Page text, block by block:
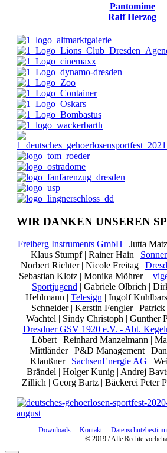
Pantomime
Ralf Herzog
WIR DANKEN UNSEREN
Freiberg Instruments GmbH | Jutta
Klaus Stumpf | Rainer Hain |
Norbert Richter | Nicole Freitag |
Sebastian Klotz | Monika Möhrer +
Sportjugend | Gabriele Olbrich |
Hehlmann | Telesign | Ingolf
Schneider | Kerstin Fengler |
Wachtel | Sindy Christoph | Gunther
Dresdner GSV 1920 e.V. - Abt.
Löbert | Reinhard Manzelmann |
Mittländer | P&D Management |
Klaußner | SachsenEnergie AG |
Brändel | Holger Kunig | Andrej
Zillich | Georg Bartz | Bäckerei Peter
Downloads Kontakt
© 2019 / Alle Rechte